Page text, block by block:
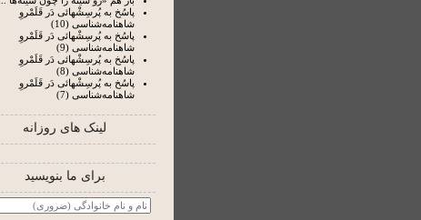
پاسُخ به پُرسِشْهائی دَر قَلَمْروِ
شاهنامه‌شناسی (10)
پاسُخ به پُرسِشْهائی دَر قَلَمْروِ
شاهنامه‌شناسی (9)
پاسُخ به پُرسِشْهائی دَر قَلَمْروِ
شاهنامه‌شناسی (8)
پاسُخ به پُرسِشْهائی دَر قَلَمْروِ
شاهنامه‌شناسی (7)
لینک های روزانه
برای ما بنویسید